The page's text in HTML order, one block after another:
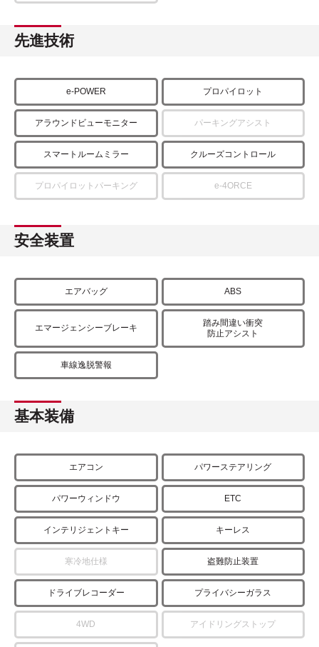
先進技術
e-POWER プロパイロット
アラウンドビューモニター パーキングアシスト
スマートルームミラー クルーズコントロール
プロパイロットパーキング e-4ORCE
安全装置
エアバッグ ABS
エマージェンシーブレーキ
踏み間違い衝突
防止アシスト
車線逸脱警報
基本装備
エアコン パワーステアリング
パワーウィンドウ ETC
インテリジェントキー キーレス
寒冷地仕様 盗難防止装置
ドライブレコーダー プライバシーガラス
4WD アイドリングストップ